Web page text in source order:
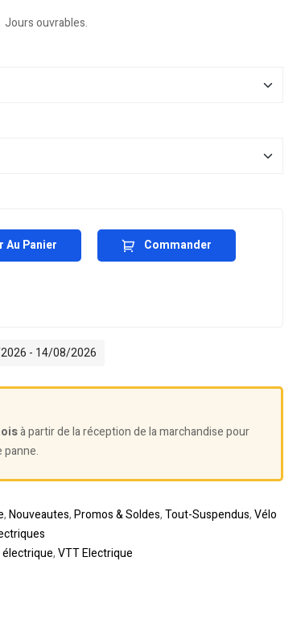
Jours ouvrables.
Au Panier Commander
- 14/08/2026
à partir de la réception de la marchandise pour
panne.
,Nouveautes,Promos & Soldes,Tout-Suspendus,Vélo
électrique,VTT Electrique